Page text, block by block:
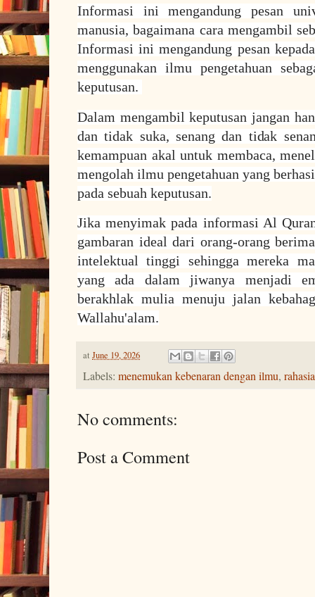
Informasi ini mengandung pesan
manusia, bagaimana cara mengambil
Informasi ini mengandung pesan
menggunakan ilmu pengetahuan
keputusan.
Dalam mengambil keputusan jangan
dan tidak suka, senang dan tidak
kemampuan akal untuk membaca,
mengolah ilmu pengetahuan yang
pada sebuah keputusan.
Jika menyimak pada informasi Al
gambaran ideal dari orang-orang
intelektual tinggi sehingga mereka
yang ada dalam jiwanya menjadi
berakhlak mulia menuju jalan
Wallahu'alam.
at June 19, 2026
Labels: menemukan kebenaran dengan ilmu,
No comments:
Post a Comment